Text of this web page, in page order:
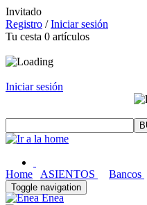
Invitado
Registro /Iniciar sesión
Tu cesta 0 artículos
Iniciar sesión
Toggle navigation
Home ASIENTOS Bancos
Enea